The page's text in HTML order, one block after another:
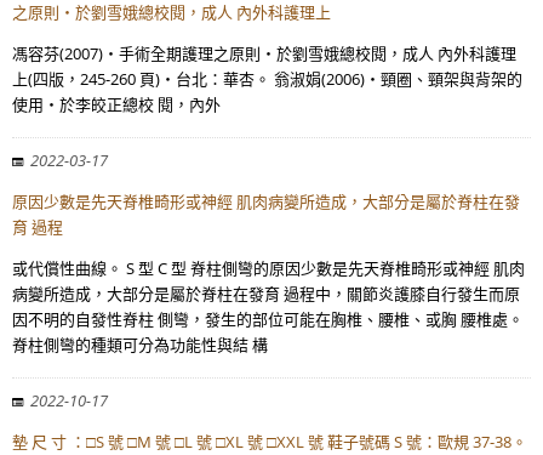
之原則‧於劉雪娥總校閱，成人 內外科護理上
馮容芬(2007)‧手術全期護理之原則‧於劉雪娥總校閱，成人 內外科護理
上(四版，245-260 頁)‧台北：華杏。 翁淑娟(2006)‧頸圈、頸架與背架的
使用‧於李皎正總校 閱，內外
2022-03-17
原因少數是先天脊椎畸形或神經 肌肉病變所造成，大部分是屬於脊柱在發
育 過程
或代償性曲線。 S 型 C 型 脊柱側彎的原因少數是先天脊椎畸形或神經 肌肉
病變所造成，大部分是屬於脊柱在發育 過程中，關節炎護膝自行發生而原
因不明的自發性脊柱 側彎，發生的部位可能在胸椎、腰椎、或胸 腰椎處。
脊柱側彎的種類可分為功能性與結 構
2022-10-17
墊 尺 寸 ：□S 號 □M 號 □L 號 □XL 號 □XXL 號 鞋子號碼 S 號：歐規 37-38。